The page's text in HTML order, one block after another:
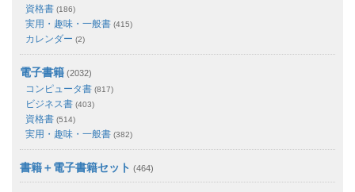
資格書 (186)
実用・趣味・一般書 (415)
カレンダー (2)
電子書籍 (2032)
コンピュータ書 (817)
ビジネス書 (403)
資格書 (514)
実用・趣味・一般書 (382)
書籍＋電子書籍セット (464)